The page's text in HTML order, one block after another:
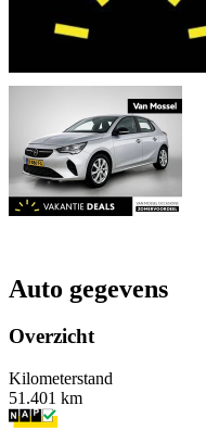
Auto gegevens
Overzicht
Kilometerstand
51.401 km